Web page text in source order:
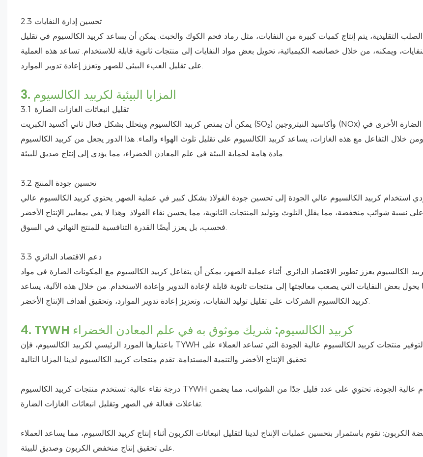
2.3 تحسين إدارة النفايات
التقليدية، يتم إنتاج كميات كبيرة من النفايات، مثل رماد فحم الكوك والخبث. يمكن أن يساعد كربيد الكالسيوم في تقليل
ويمكنه، من خلال خصائصه الكيميائية، تحويل بعض مواد النفايات إلى منتجات ثانوية قابلة للاستخدام. تساعد هذه العملية
على تقليل العبء البيئي للصهر وتعزز إعادة تدوير الموارد.
3. المزايا البيئية لكربيد الكالسيوم
3.1 تقليل انبعاثات الغازات الضارة
يمكن أن يمتص كربيد الكالسيوم ويتحلل بشكل فعال ثاني أكسيد الكبريت (SO₂) وأكاسيد النيتروجين (NOx) والغازات الضارة الأخرى في
خلال التفاعل مع هذه الغازات، يساعد كربيد الكالسيوم على تقليل تلوث الهواء والماء. هذا الدور يجعل من كربيد الكالسيوم
3.2 تحسين جودة المنتج
استخدام كربيد الكالسيوم عالي الجودة إلى تحسين جودة الفولاذ بشكل كبير في عملية الصهر. يحتوي كربيد الكالسيوم عالي
نسبة شوائب منخفضة، مما يقلل التلوث وتوليد المنتجات الثانوية، مما يحسن نقاء الفولاذ. وهذا لا يفي بمعايير الإنتاج الأخضر
3.3 دعم الاقتصاد الدائري
الكالسيوم يعزز تطوير الاقتصاد الدائري. أثناء عملية الصهر، يمكن أن يتفاعل كربيد الكالسيوم مع المكونات الضارة في مواد
يحول بعض النفايات التي يصعب معالجتها إلى منتجات ثانوية قابلة لإعادة التدوير وإعادة الاستخدام. من خلال هذه الآلية، يساعد
كربيد الكالسيوم الشركات على تقليل توليد النفايات، وتعزيز إعادة تدوير الموارد، وتحقيق أهداف الإنتاج الأخضر.
4. TYWH كربيد الكالسيوم: شريك موثوق به في علم المعادن الخضراء
باعتبارها المورد الرئيسي لكربيد الكالسيوم، فإن TYWH مكرسة لتوفير منتجات كربيد الكالسيوم عالية الجودة التي تساعد العملاء على
تحقيق الإنتاج الأخضر والتنمية المستدامة. تقدم منتجات كربيد الكالسيوم لدينا المزايا التالية:
درجة نقاء عالية: تستخدم منتجات كربيد الكالسيوم TYWH مواد خام عالية الجودة، تحتوي على عدد قليل جدًا من الشوائب، مما يضمن
تفاعلات فعالة في الصهر وتقليل انبعاثات الغازات الضارة.
الكربون: نقوم باستمرار بتحسين عمليات الإنتاج لدينا لتقليل انبعاثات الكربون أثناء إنتاج كربيد الكالسيوم، مما يساعد العملاء